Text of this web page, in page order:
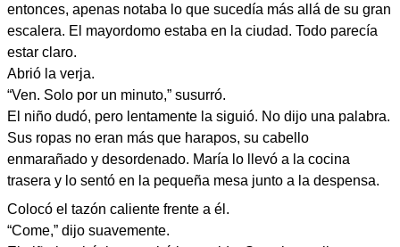
entonces, apenas notaba lo que sucedía más allá de su gran
escalera. El mayordomo estaba en la ciudad. Todo parecía
estar claro.
Abrió la verja.
“Ven. Solo por un minuto,” susurró.
El niño dudó, pero lentamente la siguió. No dijo una palabra.
Sus ropas no eran más que harapos, su cabello
enmarañado y desordenado. María lo llevó a la cocina
trasera y lo sentó en la pequeña mesa junto a la despensa.
Colocó el tazón caliente frente a él.
“Come,” dijo suavemente.